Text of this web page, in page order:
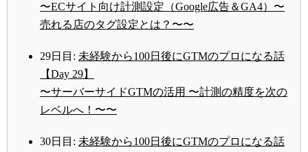
〜ECサイト向け計測設定（Google広告＆GA4）〜
売れる店のタグ設定とは？〜〜
29日目: 未経験から100日後にGTMのプロになる話
【Day 29】
〜サーバーサイドGTMの活用 〜計測の精度を次の
レベルへ！〜〜
30日目: 未経験から100日後にGTMのプロになる話